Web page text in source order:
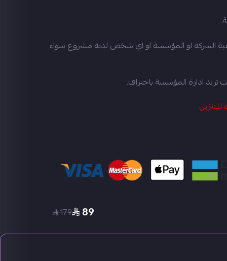
الشركة او المؤسسة او اي شخص لديه مشروع سواء
تريد ادارة المؤسسة باحتراف.
89
179